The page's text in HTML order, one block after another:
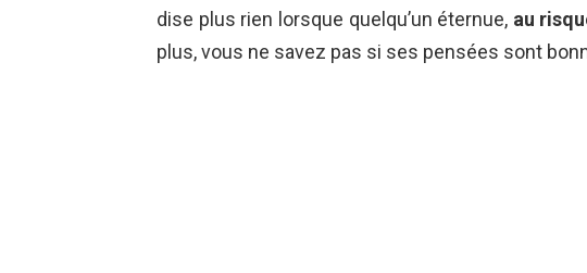
dise plus rien lorsque quelqu’un éternue, au
plus, vous ne savez pas si ses pensées sont